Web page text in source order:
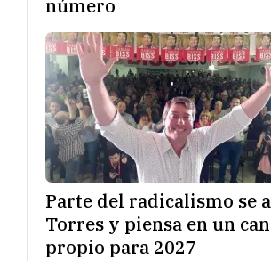
número
Parte del radicalismo se
Torres y piensa en un
propio para 2027